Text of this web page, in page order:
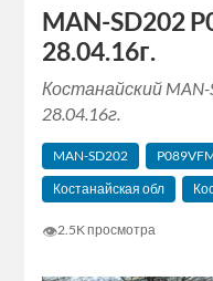
MAN-SD202
28.04.16г.
Костанайский
28.04.16г.
MAN-SD202
Костанайская обл
👁2.5K просмотра